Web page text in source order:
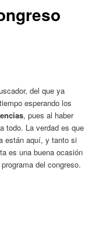
del que ya
esperando los
, pues al haber
todo. La verdad es que
están aquí, y tanto si
es una buena ocasión
del congreso.